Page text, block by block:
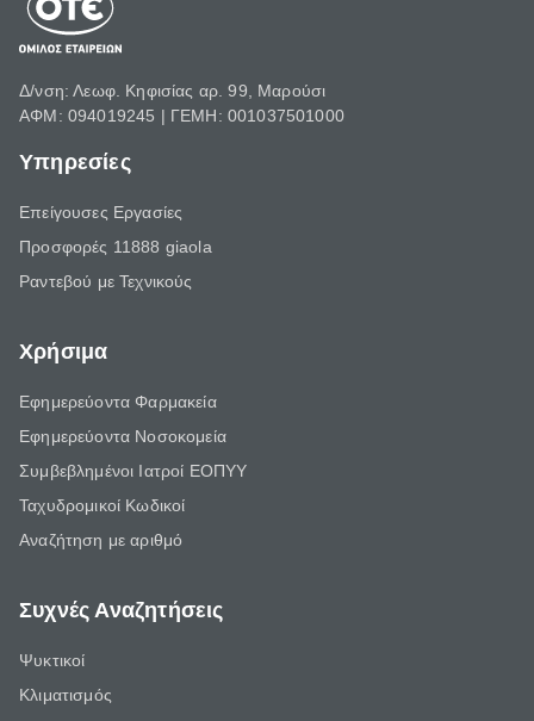
Δ/νση: Λεωφ. Κηφισίας αρ. 99, Μαρούσι
ΑΦΜ: 094019245 | ΓΕΜΗ: 001037501000
Υπηρεσίες
Επείγουσες Εργασίες
Προσφορές 11888 giaola
Ραντεβού με Τεχνικούς
Χρήσιμα
Εφημερεύοντα Φαρμακεία
Εφημερεύοντα Νοσοκομεία
Συμβεβλημένοι Ιατροί ΕΟΠΥΥ
Ταχυδρομικοί Κωδικοί
Αναζήτηση με αριθμό
Συχνές Αναζητήσεις
Ψυκτικοί
Κλιματισμός